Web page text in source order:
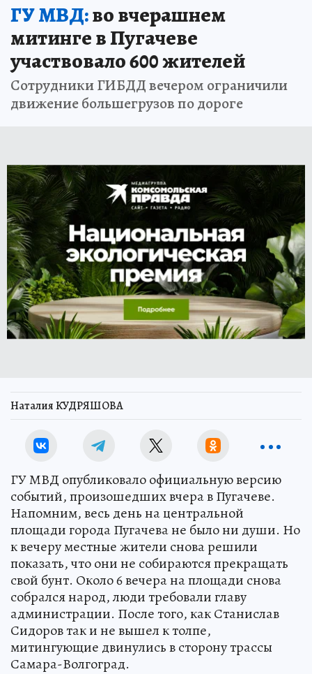
ГУ МВД:во вчерашнем
митинге в Пугачеве
участвовало 600 жителей
Сотрудники ГИБДД вечером ограничили
движение большегрузов по дороге
Наталия КУДРЯШОВА
ГУ МВД опубликовало официальную версию
событий, произошедших вчера в Пугачеве.
Напомним, весь день на центральной
площади города Пугачева не было ни души. Но
к вечеру местные жители снова решили
показать, что они не собираются прекращать
свой бунт. Около 6 вечера на площади снова
собрался народ, люди требовали главу
администрации. После того, как Станислав
Сидоров так и не вышел к толпе,
митингующие двинулись в сторону трассы
Самара-Волгоград.